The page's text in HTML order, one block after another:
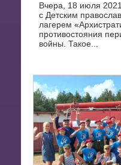
Вчера, 18 июля
с Детским
лагерем
противостояния
войны. Такое...